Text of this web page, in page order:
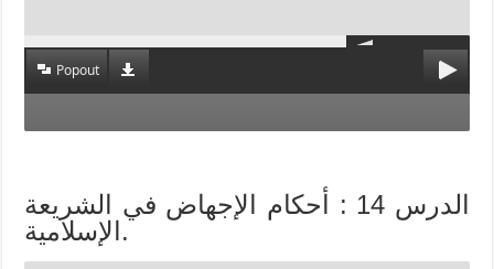
Popout
الدرس 14 : أحكام الإجهاض في الشريعة
الإسلامية.